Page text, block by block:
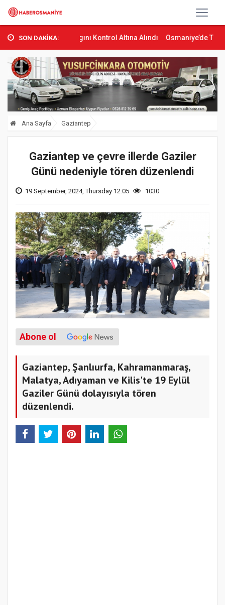
SON DAKİKA:
Yangını Kontrol Altına Alındı Osmaniye’de Tren Çarpması:
Ana Sayfa Gaziantep
Gaziantep ve çevre illerde Gaziler
Günü nedeniyle tören düzenlendi
19 September, 2024, Thursday 12:05 1030
Abone ol
Gaziantep, Şanlıurfa, Kahramanmaraş,
Malatya, Adıyaman ve Kilis'te 19 Eylül
Gaziler Günü dolayısıyla tören
düzenlendi.